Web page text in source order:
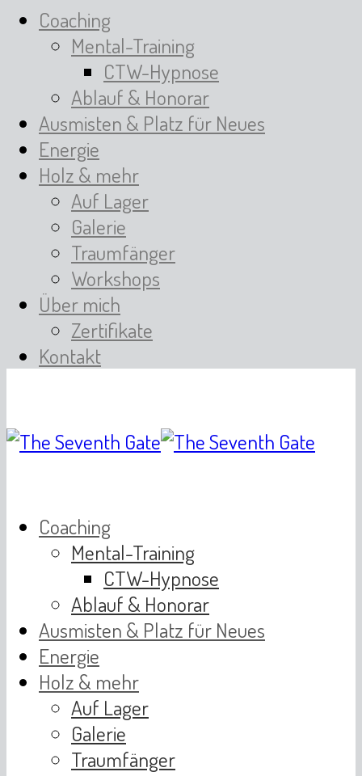
Coaching
Mental-Training
CTW-Hypnose
Ablauf & Honorar
Ausmisten & Platz für Neues
Energie
Holz & mehr
Auf Lager
Galerie
Traumfänger
Workshops
Über mich
Zertifikate
Kontakt
Coaching
Mental-Training
CTW-Hypnose
Ablauf & Honorar
Ausmisten & Platz für Neues
Energie
Holz & mehr
Auf Lager
Galerie
Traumfänger